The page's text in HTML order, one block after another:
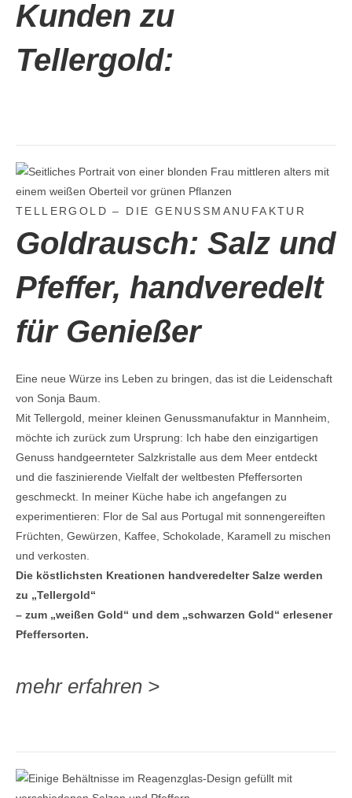
Kunden zu
Tellergold:
TELLERGOLD – DIE GENUSSMANUFAKTUR
Goldrausch: Salz und
Pfeffer, handveredelt
für Genießer
Eine neue Würze ins Leben zu bringen, das ist die Leidenschaft
von Sonja Baum.
Mit Tellergold, meiner kleinen Genussmanufaktur in Mannheim,
möchte ich zurück zum Ursprung: Ich habe den einzigartigen
Genuss handgeernteter Salzkristalle aus dem Meer entdeckt
und die faszinierende Vielfalt der weltbesten Pfeffersorten
geschmeckt. In meiner Küche habe ich angefangen zu
experimentieren: Flor de Sal aus Portugal mit sonnengereiften
Früchten, Gewürzen, Kaffee, Schokolade, Karamell zu mischen
und verkosten.
Die köstlichsten Kreationen handveredelter Salze werden
zu „Tellergold“
– zum „weißen Gold“ und dem „schwarzen Gold“ erlesener
Pfeffersorten.
mehr erfahren >